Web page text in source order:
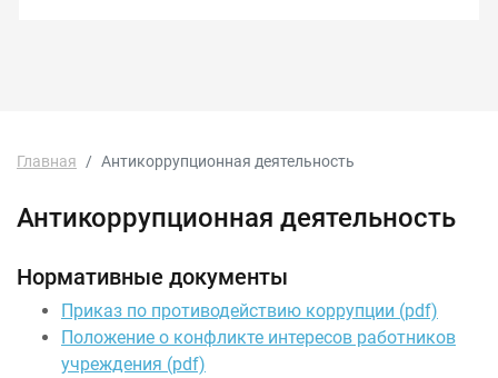
Главная Антикоррупционная деятельность
Антикоррупционная деятельность
Нормативные документы
Приказ по противодействию коррупции (pdf)
Положение о конфликте интересов работников
учреждения (pdf)